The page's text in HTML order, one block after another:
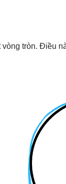
vòng tròn. Điều